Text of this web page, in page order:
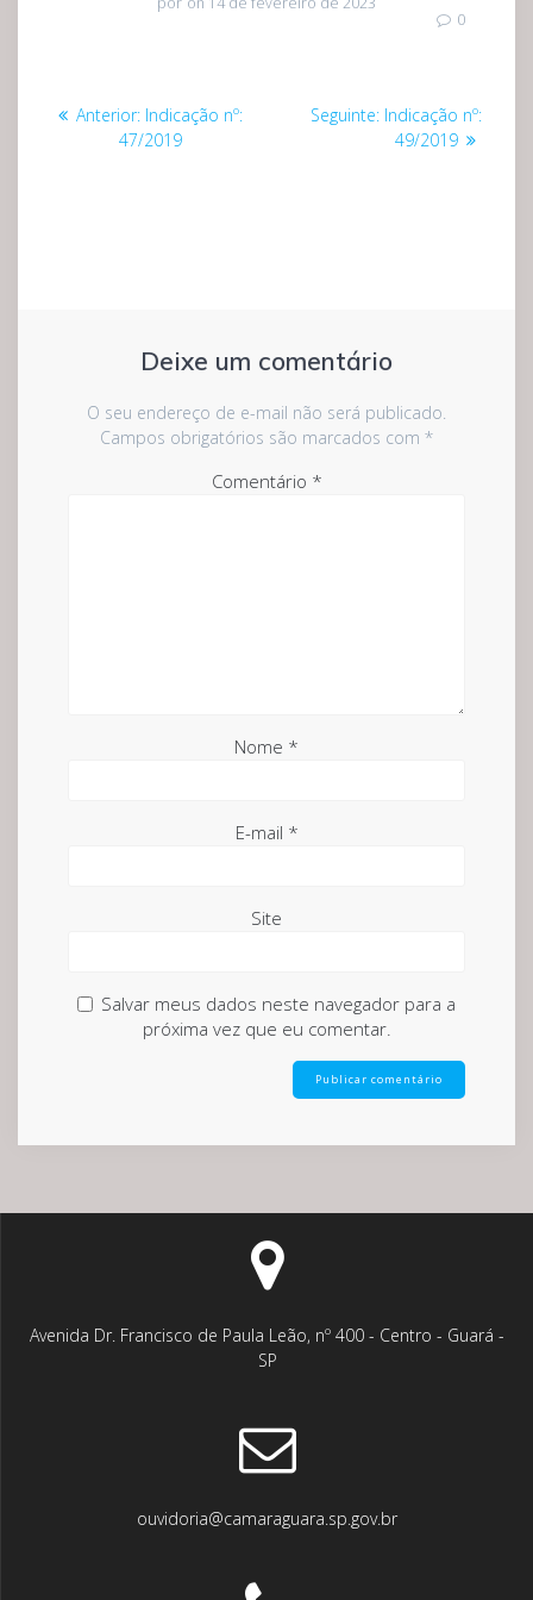
0
Navegação
Anterior: Post
anterior:
Indicação nº:
47/2019
Seguinte: Post
seguinte:
Indicação nº:
49/2019
Deixe um comentário
O seu endereço de e-mail não será publicado.
Campos obrigatórios são marcados com *
Comentário *
Nome *
E-mail *
Site
Salvar meus dados neste navegador para a
próxima vez que eu comentar.
Avenida Dr. Francisco de Paula Leão, nº 400 - Centro - Guará -
SP
ouvidoria@camaraguara.sp.gov.br